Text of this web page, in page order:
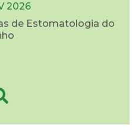
2026
de Estomatologia do